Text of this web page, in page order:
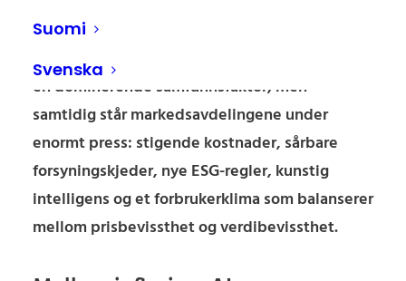
Suomi
Svenska
Dagligvarehandelen gjennomgår en
grunnleggende endring. Bærekraft er fortsatt
en dominerende samfunnsfaktor, men
samtidig står markedsavdelingene under
enormt press: stigende kostnader, sårbare
forsyningskjeder, nye ESG-regler, kunstig
intelligens og et forbrukerklima som balanserer
mellom prisbevissthet og verdibevissthet.